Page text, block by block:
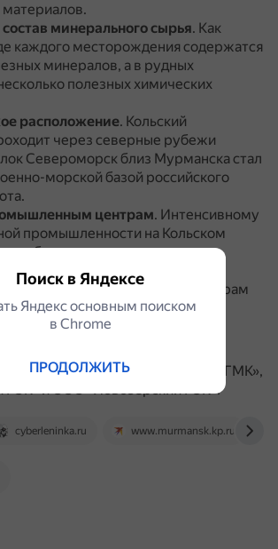
минерального сырья. Как
каждого месторождения содержатся
минералов, а в рудных
полезных химических
расположение. Кольский
через северные рубежи
Североморск близ Мурманска стал
морской базой российского
центрам. Интенсивному
промышленности на Кольском
наличие
Мурманского порта и
близость к промышленным центрам
стран.
Кольского полуострова
горно-обогатительные
как АО «СЗФК», АО «Кольская ГМК»,
ГОК» и ООО «Ловозерский ГОК».
cyberleninka.ru www.murmansk.kp.ru
Поиск в Яндексе
Яндекс основным поиском
в Сhrome
ПРОДОЛЖИТЬ